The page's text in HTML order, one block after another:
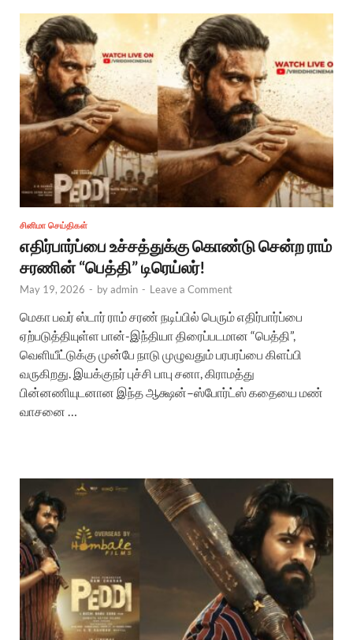
சினிமா செய்திகள்
எதிர்பார்ப்பை உச்சத்துக்கு கொண்டு சென்ற ராம்
சரணின் “பெத்தி” டிரெய்லர்!
May 19, 2026 - byadmin - Leave a Comment
மெகா பவர் ஸ்டார் ராம் சரண் நடிப்பில் பெரும் எதிர்பார்ப்பை
ஏற்படுத்தியுள்ள பான்-இந்தியா திரைப்படமான “பெத்தி”,
வெளியீட்டுக்கு முன்பே நாடு முழுவதும் பரபரப்பை கிளப்பி
வருகிறது. இயக்குநர் புச்சி பாபு சனா, கிராமத்து
பின்னணியுடனான இந்த ஆக்ஷன்–ஸ்போர்ட்ஸ் கதையை மண்
வாசனை …